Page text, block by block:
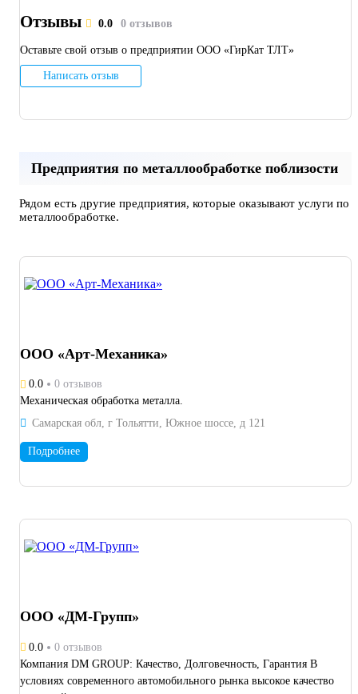
Отзывы 0.0 0 отзывов
Оставьте свой отзыв о предприятии ООО «ГирКат ТЛТ»
Написать отзыв
Предприятия по металлообработке поблизости
Рядом есть другие предприятия, которые оказывают услуги по
металлообработке.
ООО «Арт-Механика»
0.0
0 отзывов
Механическая обработка металла.
Самарская обл, г Тольятти, Южное шоссе, д 121
Подробнее
ООО «ДМ-Групп»
0.0
0 отзывов
Компания DM GROUP: Качество, Долговечность, Гарантия В
условиях современного автомобильного рынка высокое качество